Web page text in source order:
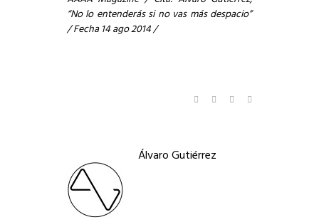
“No lo entenderás si no vas más despacio”
/ Fecha 14 ago 2014 /
Álvaro Gutiérrez